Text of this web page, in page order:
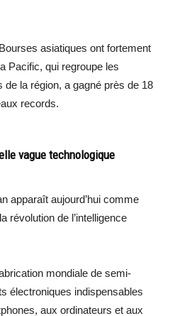
asiatiques ont fortement
Pacific, qui regroupe les
la région, a gagné près de 18
records.
vague technologique
apparaît aujourd’hui comme
révolution de l’intelligence
mondiale de semi-
électroniques indispensables
aux ordinateurs et aux